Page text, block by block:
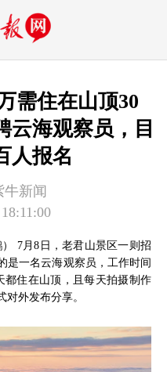
需住在山顶30
云海观察员，目
人报名
牛新闻
7月8日，老君山景区一则招
是一名云海观察员，工作时间
都住在山顶，且每天拍摄制作
外发布分享。